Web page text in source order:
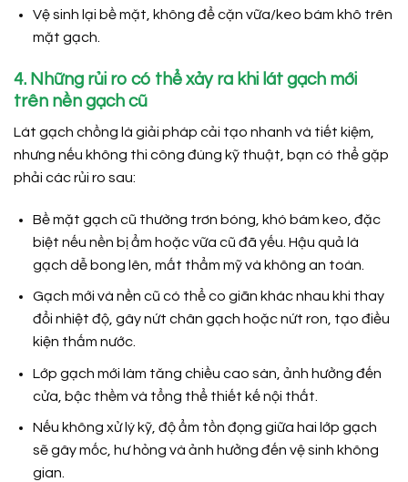
Vệ sinh lại bề mặt, không để cặn vữa/keo bám khô trên
mặt gạch.
4. Những rủi ro có thể xảy ra khi lát gạch mới
trên nền gạch cũ
Lát gạch chồng là giải pháp cải tạo nhanh và tiết kiệm,
nhưng nếu không thi công đúng kỹ thuật, bạn có thể gặp
phải các rủi ro sau:
Bề mặt gạch cũ thường trơn bóng, khó bám keo, đặc
biệt nếu nền bị ẩm hoặc vữa cũ đã yếu. Hậu quả là
gạch dễ bong lên, mất thẩm mỹ và không an toàn.
Gạch mới và nền cũ có thể co giãn khác nhau khi thay
đổi nhiệt độ, gây nứt chân gạch hoặc nứt ron, tạo điều
kiện thấm nước.
Lớp gạch mới làm tăng chiều cao sàn, ảnh hưởng đến
cửa, bậc thềm và tổng thể thiết kế nội thất.
Nếu không xử lý kỹ, độ ẩm tồn đọng giữa hai lớp gạch
sẽ gây mốc, hư hỏng và ảnh hưởng đến vệ sinh không
gian.